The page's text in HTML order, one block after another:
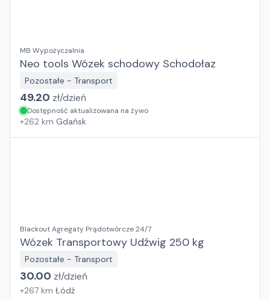
MB Wypożyczalnia
Neo tools Wózek schodowy Schodołaz
Pozostałe - Transport
49.20 zł/dzień
Dostępność aktualizowana na żywo
+262 km Gdańsk
Blackout Agregaty Prądotwórcze 24/7
Wózek Transportowy Udźwig 250 kg
Pozostałe - Transport
30.00 zł/dzień
+267 km Łódź